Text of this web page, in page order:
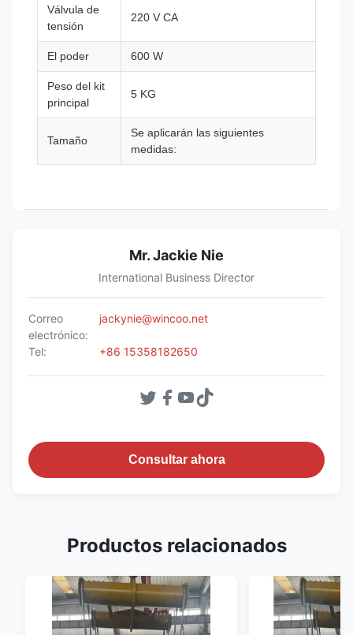
Válvula de
tensión
220 V CA
El poder 600 W
Peso del kit
principal
5 KG
Tamaño
Se aplicarán las siguientes
medidas:
Mr. Jackie Nie
International Business Director
Correo
electrónico:
jackynie@wincoo.net
Tel: +86 15358182650
Consultar ahora
Productos relacionados